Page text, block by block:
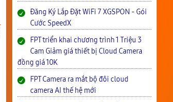
Đăng Ký Lắp Đặt WiFi 7 XGSPON - Gói
Cước SpeedX
FPT triển khai chương trình 1 Triệu 3
Cam Giảm giá thiết bị Cloud Camera
đồng giá 10K
FPT Camera ra mắt bộ đôi cloud
camera AI thế hệ mới